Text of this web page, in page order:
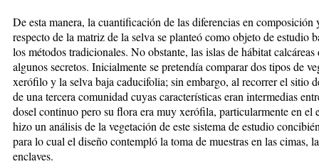
De esta manera, la cuantificación de las diferencias en
respecto de la matriz de la selva se planteó como objeto de estudio
los métodos tradicionales. No obstante, las islas de hábitat
algunos secretos. Inicialmente se pretendía comparar dos tipos de
xerófilo y la selva baja caducifolia; sin embargo, al recorrer el sitio
de una tercera comunidad cuyas características eran intermedias
dosel continuo pero su flora era muy xerófila, particularmente en el
hizo un análisis de la vegetación de este sistema de estudio
para lo cual el diseño contempló la toma de muestras en las cimas,
enclaves.